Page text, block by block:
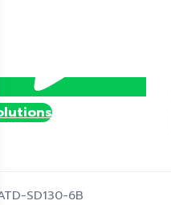
SD130-6B